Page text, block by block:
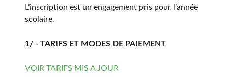
L’inscription est un engagement pris pour l’année
scolaire.
1/ - TARIFS ET MODES DE PAIEMENT
VOIR TARIFS MIS A JOUR